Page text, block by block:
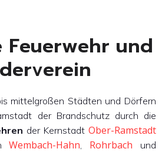
Feuerwehr und
mittelgroßen Städten und Dörfern
der Brandschutz durch die
der Kernstadt Ober-Ramstadt
Wembach-Hahn Rohrbach und